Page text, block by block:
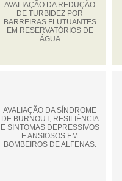
AVALIAÇÃO DA REDUÇÃO
DE TURBIDEZ POR
BARREIRAS FLUTUANTES
EM RESERVATÓRIOS DE
ÁGUA
AVALIAÇÃO DA SÍNDROME
DE BURNOUT, RESILIÊNCIA
E SINTOMAS DEPRESSIVOS
E ANSIOSOS EM
BOMBEIROS DE ALFENAS.